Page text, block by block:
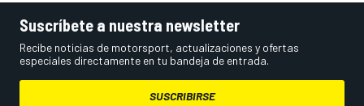
Suscríbete a nuestra newsletter
Recibe noticias de motorsport, actualizaciones y ofertas
especiales directamente en tu bandeja de entrada.
SUSCRIBIRSE